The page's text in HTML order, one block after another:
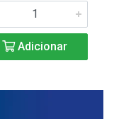
Adicionar